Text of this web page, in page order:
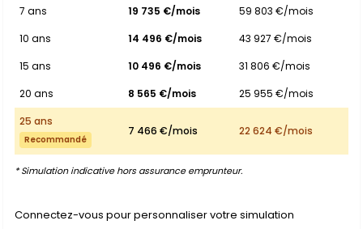
7 ans
19 735 €/mois
59 803 €/mois
10 ans
14 496 €/mois
43 927 €/mois
15 ans
10 496 €/mois
31 806 €/mois
20 ans
8 565 €/mois
25 955 €/mois
25 ans
Recommandé
7 466 €/mois 22 624 €/mois
* Simulation indicative hors assurance emprunteur.
Connectez-vous pour personnaliser votre simulation